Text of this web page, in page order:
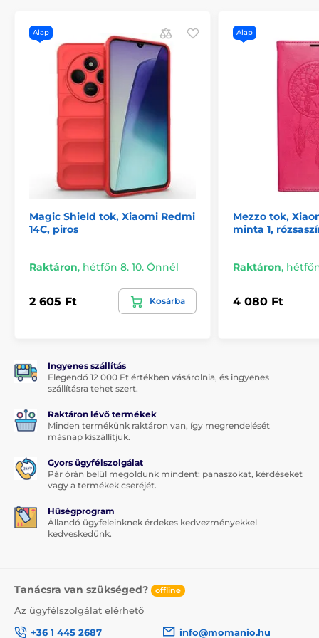
Alap
Magic Shield tok, Xiaomi Redmi
14C, piros
Raktáron, hétfőn 8. 10. Önnél
2 605 Ft Kosárba
Alap
Mezzo tok,
minta 1,
Raktáron,
4 080 Ft
Ingyenes szállítás
Elegendő 12 000 Ft értékben vásárolnia, és ingyenes
szállításra tehet szert.
Raktáron lévő termékek
Minden termékünk raktáron van, így megrendelését
másnap kiszállítjuk.
Gyors ügyfélszolgálat
Pár órán belül megoldunk mindent: panaszokat, kérdéseket
vagy a termékek cseréjét.
Hűségprogram
Állandó ügyfeleinknek érdekes kedvezményekkel
kedveskedünk.
Tanácsra van szükséged? offline
Az ügyfélszolgálat elérhető
+36 1 445 2687
info@momanio.hu